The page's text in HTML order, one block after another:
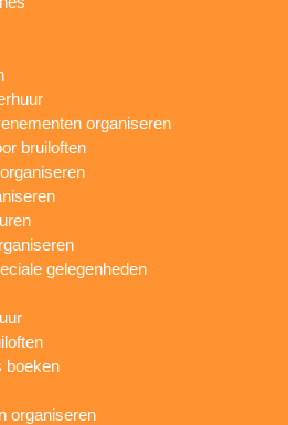
organiseren
bruiloften
gelegenheden
boeken
organiseren